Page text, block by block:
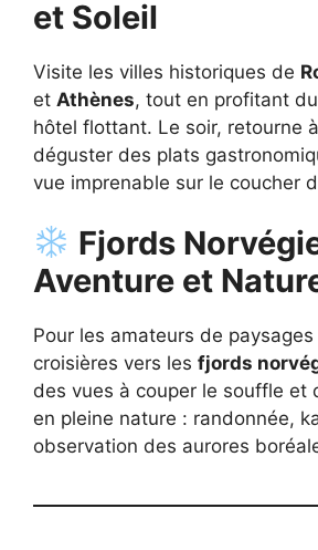
et Soleil
Visite les villes historiques de
et Athènes, tout en profitant
hôtel flottant. Le soir, retourne
déguster des plats
vue imprenable sur le coucher
Fjords
Aventure et
Pour les amateurs de
croisières vers les fjords
des vues à couper le souffle et
en pleine nature : randonnée,
observation des aurores